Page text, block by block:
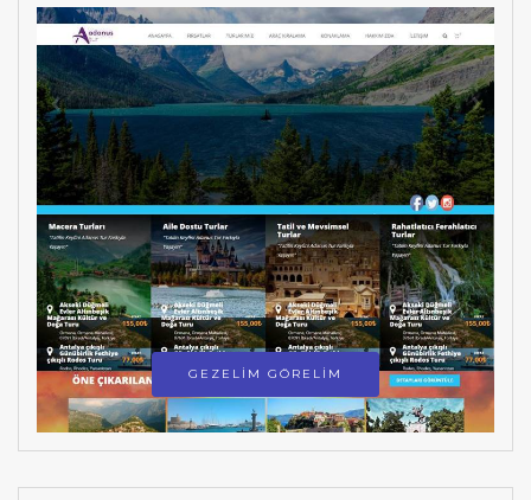
GEZELİM GÖRELİM